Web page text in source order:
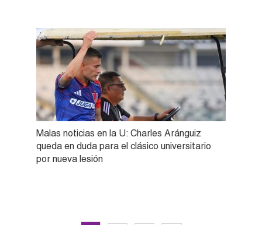
Malas noticias en la U: Charles Aránguiz
queda en duda para el clásico universitario
por nueva lesión